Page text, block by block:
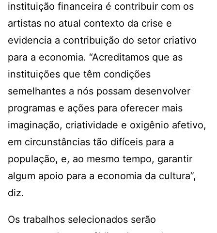
instituição financeira é contribuir com os
artistas no atual contexto da crise e
evidencia a contribuição do setor criativo
para a economia. “Acreditamos que as
instituições que têm condições
semelhantes a nós possam desenvolver
programas e ações para oferecer mais
imaginação, criatividade e oxigênio afetivo,
em circunstâncias tão difíceis para a
população, e, ao mesmo tempo, garantir
algum apoio para a economia da cultura”,
diz.
Os trabalhos selecionados serão